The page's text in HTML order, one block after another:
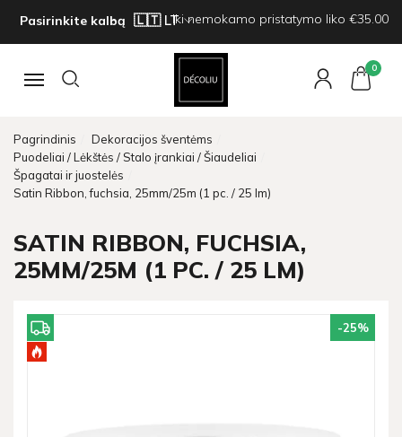
Pasirinkite kalbą Iki nemokamo pristatymo liko €35.00
Navigacija
0
Pagrindinis
Dekoracijos šventėms
Puodeliai / Lėkštės / Stalo įrankiai / Šiaudeliai
Špagatai ir juostelės
Satin Ribbon, fuchsia, 25mm/25m (1 pc. / 25 lm)
SATIN RIBBON, FUCHSIA,
25MM/25M (1 PC. / 25 LM)
-25%